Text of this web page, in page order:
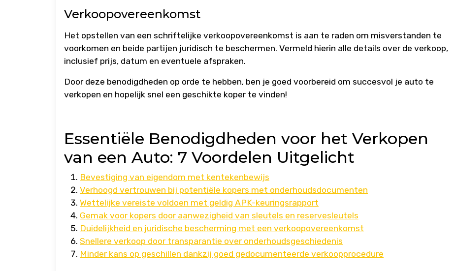
Verkoopovereenkomst
Het opstellen van een schriftelijke verkoopovereenkomst is aan te raden om misverstanden te
voorkomen en beide partijen juridisch te beschermen. Vermeld hierin alle details over de verkoop,
inclusief prijs, datum en eventuele afspraken.
Door deze benodigdheden op orde te hebben, ben je goed voorbereid om succesvol je auto te
verkopen en hopelijk snel een geschikte koper te vinden!
Essentiële Benodigdheden voor het Verkopen
van een Auto: 7 Voordelen Uitgelicht
Bevestiging van eigendom met kentekenbewijs
Verhoogd vertrouwen bij potentiële kopers met onderhoudsdocumenten
Wettelijke vereiste voldoen met geldig APK-keuringsrapport
Gemak voor kopers door aanwezigheid van sleutels en reservesleutels
Duidelijkheid en juridische bescherming met een verkoopovereenkomst
Snellere verkoop door transparantie over onderhoudsgeschiedenis
Minder kans op geschillen dankzij goed gedocumenteerde verkoopprocedure